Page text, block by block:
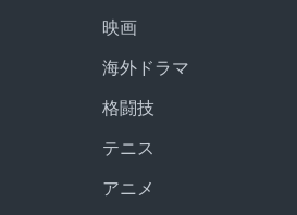
映画
海外ドラマ
格闘技
テニス
アニメ